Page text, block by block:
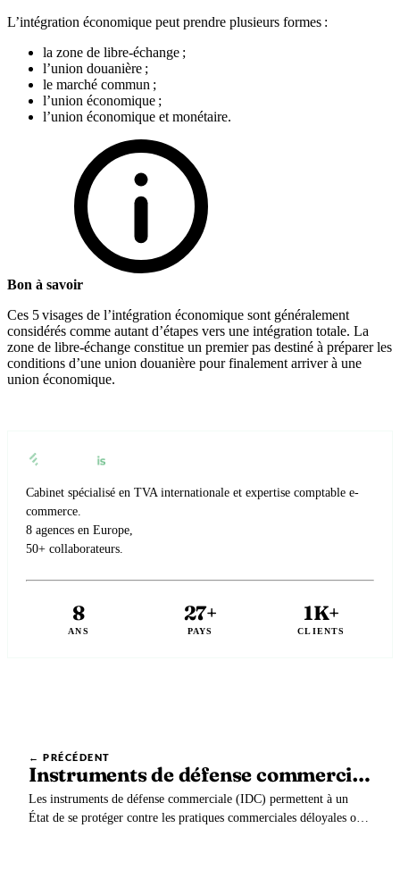
L’intégration économique peut prendre plusieurs formes :
la zone de libre-échange ;
l’union douanière ;
le marché commun ;
l’union économique ;
l’union économique et monétaire.
Bon à savoir
Ces 5 visages de l’intégration économique sont généralement
considérés comme autant d’étapes vers une intégration totale. La
zone de libre-échange constitue un premier pas destiné à préparer les
conditions d’une union douanière pour finalement arriver à une
union économique.
Cabinet spécialisé en TVA internationale et expertise comptable e-
commerce.
8 agences en Europe,
50+ collaborateurs.
8
ANS
27+
PAYS
1K+
CLIENTS
← PRÉCÉDENT
Instruments de défense commerciale
Les instruments de défense commerciale (IDC) permettent à un
État de se protéger contre les pratiques commerciales déloyales ou